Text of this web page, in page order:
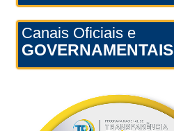
Canais Oficiais e
GOVERNAMENTAIS